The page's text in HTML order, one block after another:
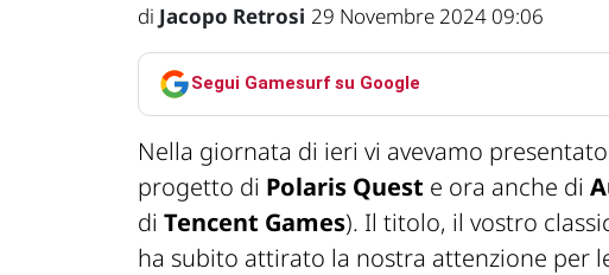
di Jacopo Retrosi 29 Novembre 2024 09:06
Segui Gamesurf su Google
Nella giornata di ieri vi avevamo presentato
progetto di Polaris Quest e ora anche di
di Tencent Games). Il titolo, il vostro
ha subito attirato la nostra attenzione per